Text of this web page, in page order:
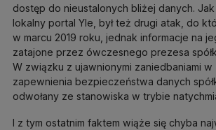
dostęp do nieustalonych bliżej danych.
lokalny portal Yle, był też drugi atak, do
w marcu 2019 roku, jednak informacje na
zatajone przez ówczesnego prezesa
W związku z ujawnionymi zaniedbaniami w
zapewnienia bezpieczeństwa danych
odwołany ze stanowiska w trybie
I z tym ostatnim faktem wiąże się chyba